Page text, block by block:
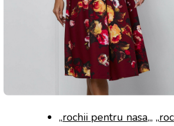
„rochii pentru nasa„, „